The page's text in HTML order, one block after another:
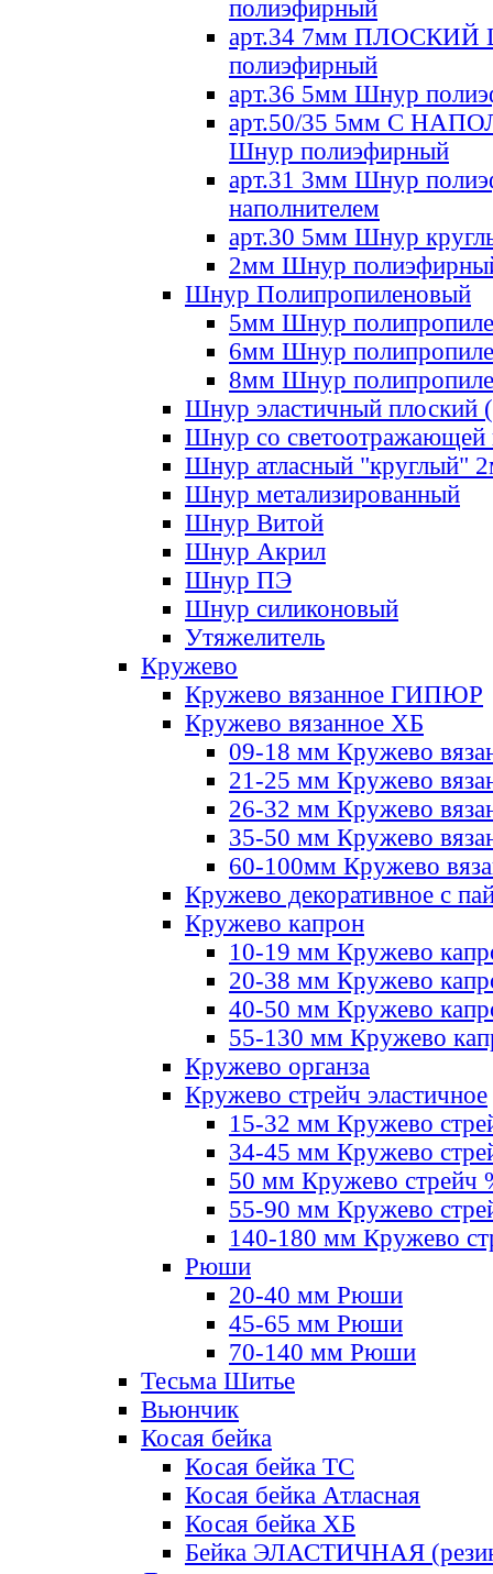
полиэфирный
арт.34 7мм ПЛОСКИЙ
полиэфирный
арт.36 5мм Шнур
арт.50/35 5мм С
Шнур полиэфирный
арт.31 3мм Шнур
наполнителем
арт.30 5мм Шнур
2мм Шнур
Шнур Полипропиленовый
5мм Шнур
6мм Шнур
8мм Шнур
Шнур эластичный плоский
Шнур со светоотражающей
Шнур атласный "круглый"
Шнур метализированный
Шнур Витой
Шнур Акрил
Шнур ПЭ
Шнур силиконовый
Утяжелитель
Кружево
Кружево вязанное ГИПЮР
Кружево вязанное ХБ
09-18 мм Кружево
21-25 мм Кружево
26-32 мм Кружево
35-50 мм Кружево
60-100мм Кружево
Кружево декоративное с
Кружево капрон
10-19 мм Кружево
20-38 мм Кружево
40-50 мм Кружево
55-130 мм Кружево
Кружево органза
Кружево стрейч эластичное
15-32 мм Кружево
34-45 мм Кружево
50 мм Кружево стрейч
55-90 мм Кружево
140-180 мм Кружево
Рюши
20-40 мм Рюши
45-65 мм Рюши
70-140 мм Рюши
Тесьма Шитье
Вьюнчик
Косая бейка
Косая бейка ТС
Косая бейка Атласная
Косая бейка ХБ
Бейка ЭЛАСТИЧНАЯ